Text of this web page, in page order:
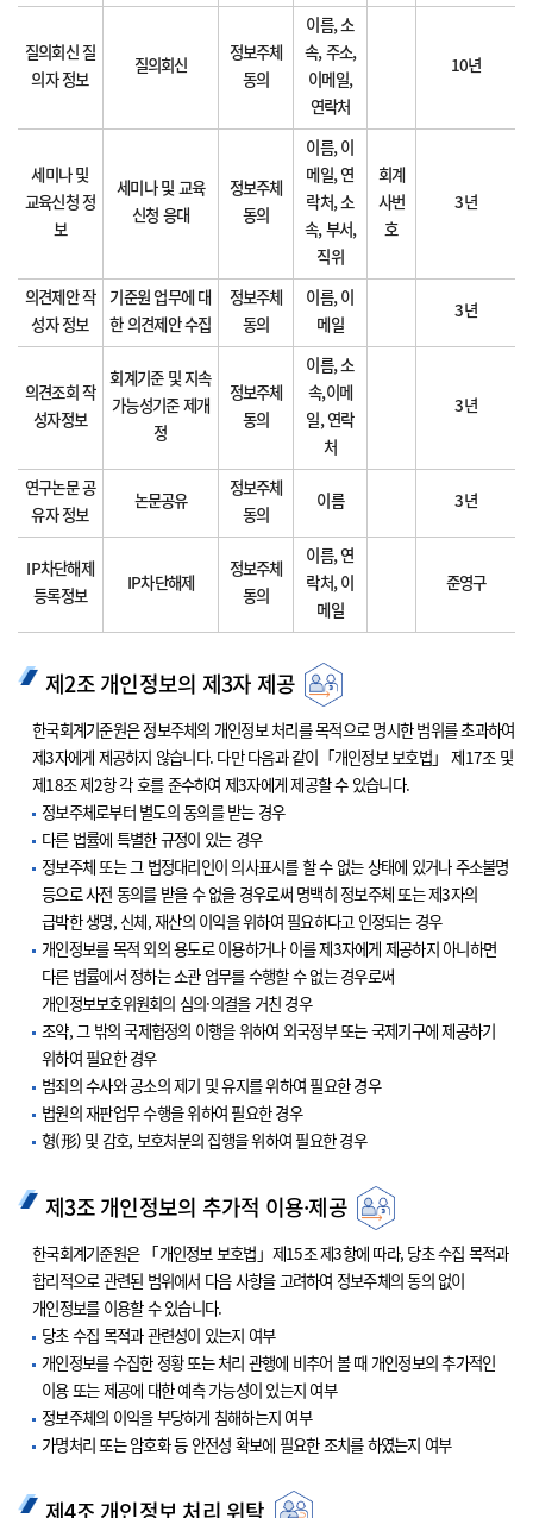
질의회신 질
의자 정보
질의회신
정보주체
동의
이름, 소
속, 주소,
이메일,
연락처
10년
세미나 및
교육신청 정
보
세미나 및 교육
신청 응대
정보주체
동의
이름, 이
메일, 연
락처, 소
속, 부서,
직위
회계
사번
호
3년
의견제안 작
성자 정보
기준원 업무에 대
한 의견제안 수집
정보주체
동의
이름, 이
메일
3년
의견조회 작
성자정보
회계기준 및 지속
가능성기준 제개
정
정보주체
동의
이름, 소
속,이메
일, 연락
처
3년
연구논문 공
유자 정보
논문공유
정보주체
동의
이름 3년
IP차단해제
등록정보
IP차단해제
정보주체
동의
이름, 연
락처, 이
메일
준영구
제2조 개인정보의 제3자 제공
한국회계기준원은 정보주체의 개인정보 처리를 목적으로 명시한 범위를 초과하여
제3자에게 제공하지 않습니다. 다만 다음과 같이「개인정보 보호법」 제17조 및
제18조 제2항 각 호를 준수하여 제3자에게 제공할 수 있습니다.
정보주체로부터 별도의 동의를 받는 경우
다른 법률에 특별한 규정이 있는 경우
정보주체 또는 그 법정대리인이 의사표시를 할 수 없는 상태에 있거나 주소불명
등으로 사전 동의를 받을 수 없을 경우로써 명백히 정보주체 또는 제3자의
급박한 생명, 신체, 재산의 이익을 위하여 필요하다고 인정되는 경우
개인정보를 목적 외의 용도로 이용하거나 이를 제3자에게 제공하지 아니하면
다른 법률에서 정하는 소관 업무를 수행할 수 없는 경우로써
개인정보보호위원회의 심의·의결을 거친 경우
조약, 그 밖의 국제협정의 이행을 위하여 외국정부 또는 국제기구에 제공하기
위하여 필요한 경우
범죄의 수사와 공소의 제기 및 유지를 위하여 필요한 경우
법원의 재판업무 수행을 위하여 필요한 경우
형(形) 및 감호, 보호처분의 집행을 위하여 필요한 경우
제3조 개인정보의 추가적 이용·제공
한국회계기준원은 「개인정보 보호법」제15조 제3항에 따라, 당초 수집 목적과
합리적으로 관련된 범위에서 다음 사항을 고려하여 정보주체의 동의 없이
개인정보를 이용할 수 있습니다.
당초 수집 목적과 관련성이 있는지 여부
개인정보를 수집한 정황 또는 처리 관행에 비추어 볼 때 개인정보의 추가적인
이용 또는 제공에 대한 예측 가능성이 있는지 여부
정보주체의 이익을 부당하게 침해하는지 여부
가명처리 또는 암호화 등 안전성 확보에 필요한 조치를 하였는지 여부